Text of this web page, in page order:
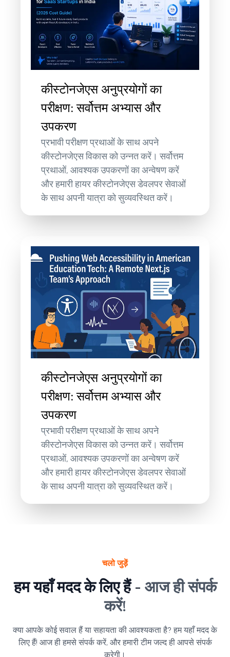
कीस्टोनजेएस अनुप्रयोगों का
परीक्षण: सर्वोत्तम अभ्यास और
उपकरण
प्रभावी परीक्षण प्रथाओं के साथ अपने
कीस्टोनजेएस विकास को उन्नत करें। सर्वोत्तम
प्रथाओं, आवश्यक उपकरणों का अन्वेषण करें
और हमारी हायर कीस्टोनजेएस डेवलपर सेवाओं
के साथ अपनी यात्रा को सुव्यवस्थित करें।
कीस्टोनजेएस अनुप्रयोगों का
परीक्षण: सर्वोत्तम अभ्यास और
उपकरण
प्रभावी परीक्षण प्रथाओं के साथ अपने
कीस्टोनजेएस विकास को उन्नत करें। सर्वोत्तम
प्रथाओं, आवश्यक उपकरणों का अन्वेषण करें
और हमारी हायर कीस्टोनजेएस डेवलपर सेवाओं
के साथ अपनी यात्रा को सुव्यवस्थित करें।
चलो जुड़ें
हम यहाँ मदद के लिए हैं - आज ही संपर्क
करें!
क्या आपके कोई सवाल हैं या सहायता की आवश्यकता है? हम यहाँ मदद के
लिए हैं! आज ही हमसे संपर्क करें, और हमारी टीम जल्द ही आपसे संपर्क
करेगी।